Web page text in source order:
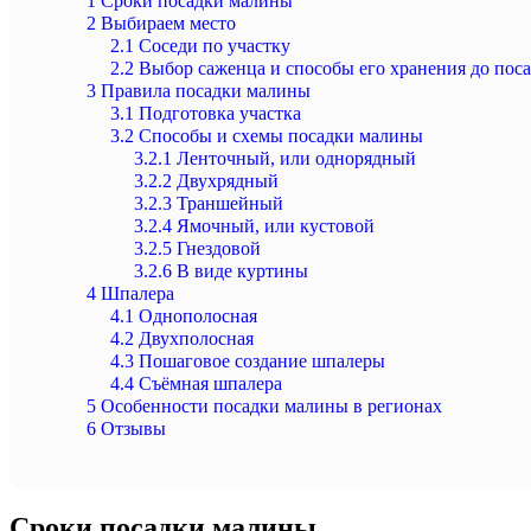
2 Выбираем место
2.1 Соседи по участку
2.2 Выбор саженца и способы его хранения до
3 Правила посадки малины
3.1 Подготовка участка
3.2 Способы и схемы посадки малины
3.2.1 Ленточный, или однорядный
3.2.2 Двухрядный
3.2.3 Траншейный
3.2.4 Ямочный, или кустовой
3.2.5 Гнездовой
3.2.6 В виде куртины
4 Шпалера
4.1 Однополосная
4.2 Двухполосная
4.3 Пошаговое создание шпалеры
4.4 Съёмная шпалера
5 Особенности посадки малины в регионах
6 Отзывы